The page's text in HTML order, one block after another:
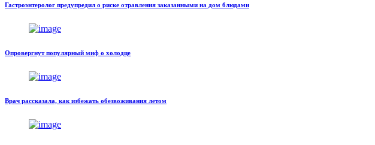
Гастроэнтеролог предупредил о риске отравления заказанными на дом блюдами
Опровергнут популярный миф о холодце
Врач рассказала, как избежать обезвоживания летом